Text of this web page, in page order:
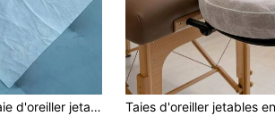
HMQ beauty Taie d'oreiller jetable, appui-tête, couverture de repose-tête, en tissu doux et non tissé avec trous de 35*35cm, outil de beauté, de massage, de salon de spa pour extension de cils